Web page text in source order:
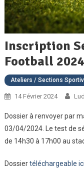
Inscription
Football
Ateliers / Sections
14 Février 2024
Dossier à renvoyer par
03/04/2024. Le test de
de 14h30 à 17h00 au
Dossiertéléchargeable ici